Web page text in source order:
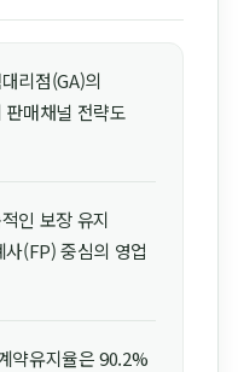
리점(GA)의
매채널 전략도
인 보장 유지
(FP) 중심의 영업
약유지율은 90.2%